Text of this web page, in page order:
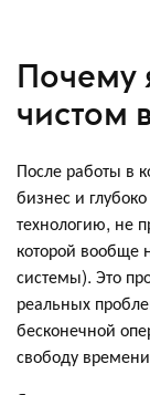
Почему
чистом
После работы в
бизнес и
технологию, не
которой вообще
системы). Это
реальных
бесконечной
свободу